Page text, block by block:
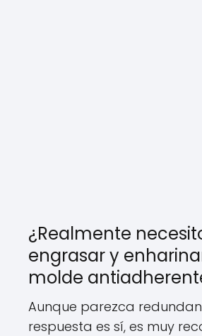
¿Realmente
engrasar y
molde
Aunque parezca
respuesta es sí, es muy